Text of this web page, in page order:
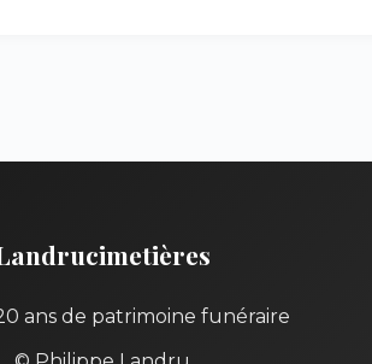
ans de patrimoine funéraire